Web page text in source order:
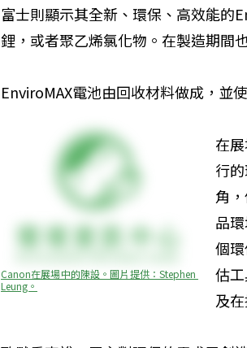
富士則顯示其全新、環保、高效能的
鋰，或者聚乙烯氯化物。在製造期間
EnviroMAX電池由回收材料做成，並
Canon在展場中的陳設。圖片提供：Stephen
Leung。
在
行
角
品
個
估
及